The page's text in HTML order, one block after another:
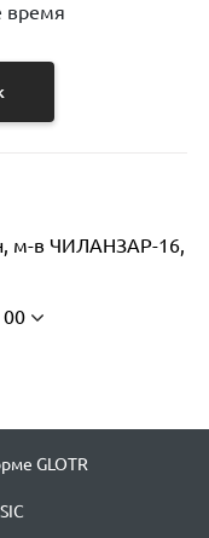
время
м-в ЧИЛАНЗАР-16,
00
GLOTR